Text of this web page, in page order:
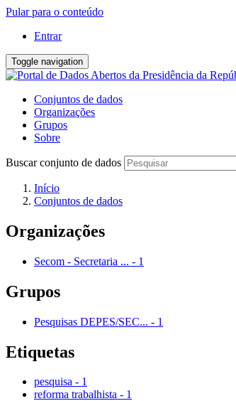
Pular para o conteúdo
Entrar
Toggle navigation
Conjuntos de dados
Organizações
Grupos
Sobre
Buscar conjunto de dados
Início
Conjuntos de dados
Organizações
Secom - Secretaria ... - 1
Grupos
Pesquisas DEPES/SEC... - 1
Etiquetas
pesquisa - 1
reforma trabalhista - 1